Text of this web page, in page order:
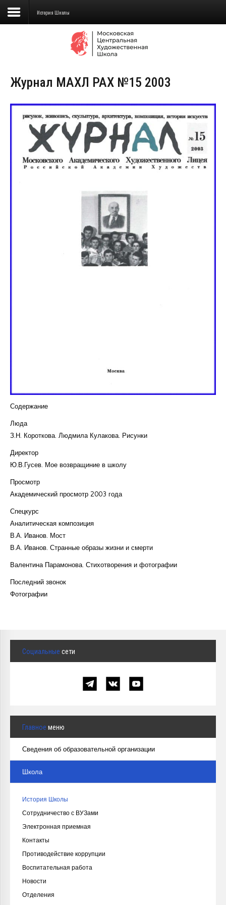
Сведения об образовательной
Школа
Училище
Детская Художественная школа
Поступающим
Подготовка
Курсы повышения квалификации
Центр непрерывного образования
История Школы
Журнал МАХЛ РАХ №15 2003
Содержание
Люда
З.Н. Короткова. Людмила Кулакова. Рисунки
Директор
Ю.В.Гусев. Мое возвращиние в школу
Просмотр
Академический просмотр 2003 года
Спецкурс
Аналитическая композиция
В.А. Иванов. Мост
В.А. Иванов. Странные образы жизни и смерти
Валентина Парамонова. Стихотворения и фотографии
Последний звонок
Фотографии
Социальные сети
Главное меню
Сведения об образовательной организации
Школа
История Школы
Сотрудничество с ВУЗами
Электронная приемная
Контакты
Противодействие коррупции
Воспитательная работа
Новости
Отделения